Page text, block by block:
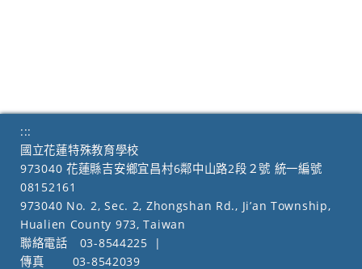
:::
國立花蓮特殊教育學校
973040 花蓮縣吉安鄉宜昌村6鄰中山路2段２號 統一編號
08152161
973040 No. 2, Sec. 2, Zhongshan Rd., Ji’an Township,
Hualien County 973, Taiwan
聯絡電話
03-8544225
|
傳真
03-8542039